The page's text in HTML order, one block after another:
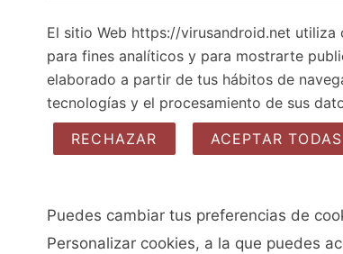
El sitio Web https://virusandroid.net
para fines analíticos y para mostrarte
elaborado a partir de tus hábitos de
tecnologías y el procesamiento de sus
RECHAZAR
ACEPTAR
Puedes cambiar tus preferencias de
Personalizar cookies, a la que puedes